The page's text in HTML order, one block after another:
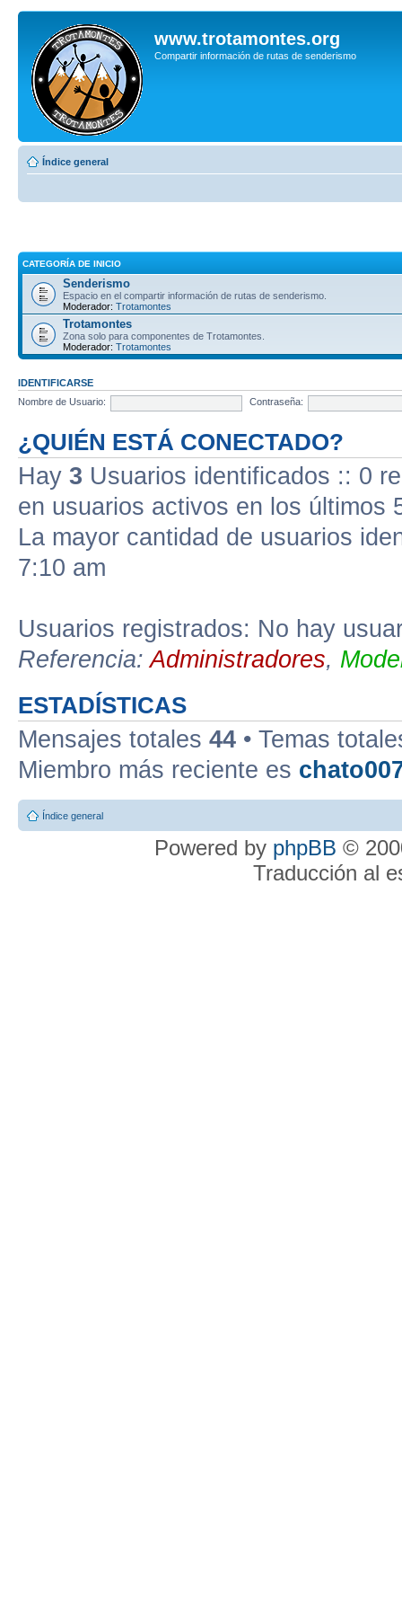
www.trotamontes.org
Compartir información de rutas de senderismo
Índice general
CATEGORÍA DE INICIO
Senderismo
Espacio en el compartir información de rutas de senderismo.
Moderador: Trotamontes
Trotamontes
Zona solo para componentes de Trotamontes.
Moderador: Trotamontes
IDENTIFICARSE
Nombre de Usuario:
Contraseña:
¿QUIÉN ESTÁ CONECTADO?
Hay 3 Usuarios identificados :: 0
en usuarios activos en los últimos
La mayor cantidad de usuarios
7:10 am
Usuarios registrados: No hay
Referencia:Administradores,
ESTADÍSTICAS
Mensajes totales 44 • Temas
Miembro más reciente es
Índice general
Powered by phpBB ©
Traducción al